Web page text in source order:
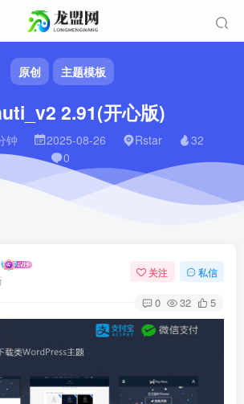
原创 主题模板
2.91(开心版)
钟 2025-08-26 Rstar
32
0
关注 私信
0 32 5